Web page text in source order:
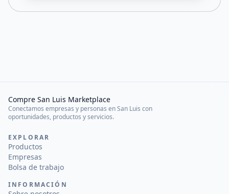
Compre San Luis Marketplace
Conectamos empresas y personas en San Luis con
oportunidades, productos y servicios.
EXPLORAR
Productos
Empresas
Bolsa de trabajo
INFORMACIÓN